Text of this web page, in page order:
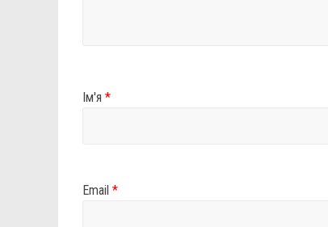
Ім'я *
Email *